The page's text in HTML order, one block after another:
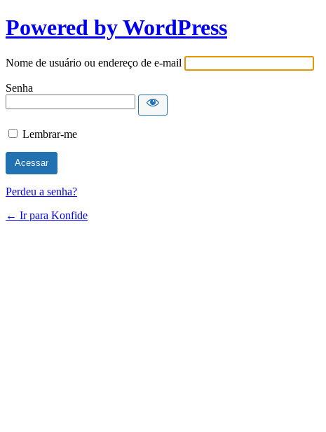
Powered by WordPress
Nome de usuário ou endereço de e-mail
Senha
Lembrar-me
Perdeu a senha?
← Ir para Konfide